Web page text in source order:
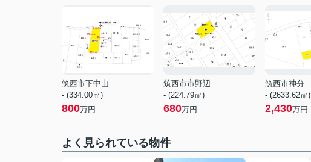
筑西市下中山
- (334.00㎡)
800万円
筑西市市野辺
- (224.79㎡)
680万円
筑西市神分
- (2633.62㎡)
2,430万円
よく見られている物件